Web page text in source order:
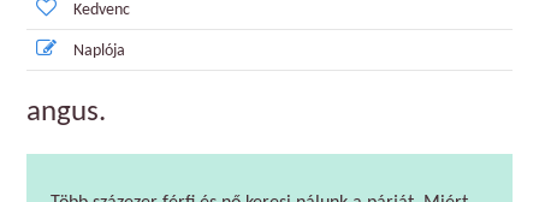
Kedvenc
Naplója
angus.